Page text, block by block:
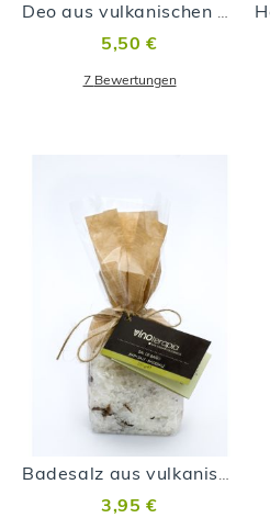
Deo aus vulkanischen Malvasía-Trauben
5,50 €
7 Bewertungen
Badesalz aus vulkanischen Malvasía-Trauben
3,95 €